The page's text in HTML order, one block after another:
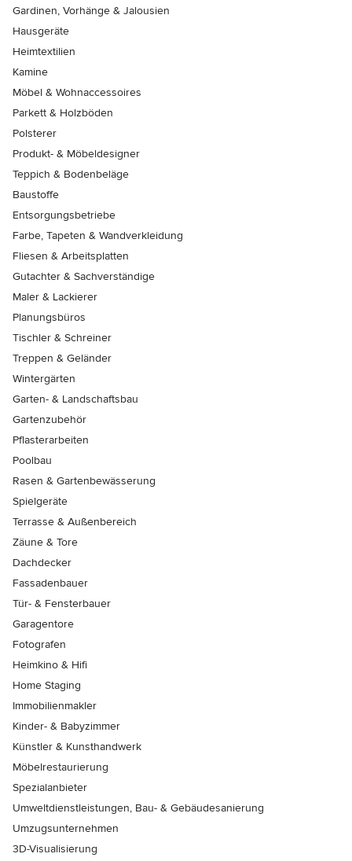
Gardinen, Vorhänge & Jalousien
Hausgeräte
Heimtextilien
Kamine
Möbel & Wohnaccessoires
Parkett & Holzböden
Polsterer
Produkt- & Möbeldesigner
Teppich & Bodenbeläge
Baustoffe
Entsorgungsbetriebe
Farbe, Tapeten & Wandverkleidung
Fliesen & Arbeitsplatten
Gutachter & Sachverständige
Maler & Lackierer
Planungsbüros
Tischler & Schreiner
Treppen & Geländer
Wintergärten
Garten- & Landschaftsbau
Gartenzubehör
Pflasterarbeiten
Poolbau
Rasen & Gartenbewässerung
Spielgeräte
Terrasse & Außenbereich
Zäune & Tore
Dachdecker
Fassadenbauer
Tür- & Fensterbauer
Garagentore
Fotografen
Heimkino & Hifi
Home Staging
Immobilienmakler
Kinder- & Babyzimmer
Künstler & Kunsthandwerk
Möbelrestaurierung
Spezialanbieter
Umweltdienstleistungen, Bau- & Gebäudesanierung
Umzugsunternehmen
3D-Visualisierung